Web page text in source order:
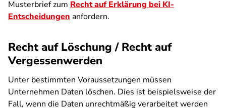
Musterbrief zum Recht auf Erklärung bei KI-
Entscheidungen anfordern.
Recht auf Löschung / Recht auf
Vergessenwerden
Unter bestimmten Voraussetzungen müssen
Unternehmen Daten löschen. Dies ist beispielsweise der
Fall, wenn die Daten unrechtmäßig verarbeitet werden